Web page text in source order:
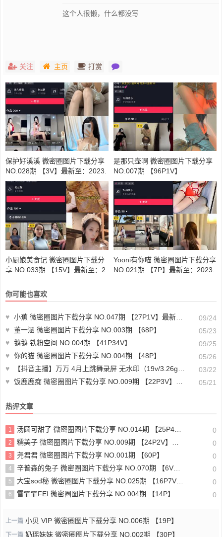
这个人很懒，什么都没写
关注 主页 打赏
保护好溪溪 微密圈图片下载分享
NO.028期 【3V】最新至：2023.
9.12
是那只壶啊 微密圈图片下载分享
NO.007期 【96P1V】
小厨娘美食记 微密圈图片下载分
享 NO.033期 【15V】最新至：2
Yooni有你喵 微密圈图片下载分享
NO.021期 【7P】最新至：2023.
你可能也喜欢
♥ 小蕉 微密圈图片下载分享 NO.047期 【27P1V】最新至：2024.9.20
09/24
♥ 董一涵 微密圈图片下载分享 NO.003期 【68P】
05/23
♥ 鹅鹅 铁粉空间 NO.004期 【41P34V】
09/25
♥ 你的猫 微密圈图片下载分享 NO.004期 【48P】
05/26
♥
【抖音主播】万万 4月上跳舞录屏 无水印（19v/3.26g）-下载观赏
03/22
♥ 饭鹿鹿痴 微密圈图片下载分享 NO.009期 【22P3V】最新至：2023.7.18 05/21
热评文章
1 汤圆可甜了 微密圈图片下载分享 NO.014期 【25P4V】最新至：2025.1.19 0
2 糯美子 微密圈图片下载分享 NO.009期 【24P2V】最新至：2023.10.20 0
3 尧君君 微密圈图片下载分享 NO.001期 【60P】 0
4 辛普森的兔子 微密圈图片下载分享 NO.070期 【6V】最新至：2025.2.2 0
5 大宝sod秘 微密圈图片下载分享 NO.025期 【16P7V】最新至：2023.10.20 0
6 雪霏霏FEI 微密圈图片下载分享 NO.004期 【14P】 0
上一篇 小贝 VIP 微密圈图片下载分享 NO.006期 【19P】
下一篇 奶瑶妹妹 微密圈图片下载分享 NO.002期 【30P】